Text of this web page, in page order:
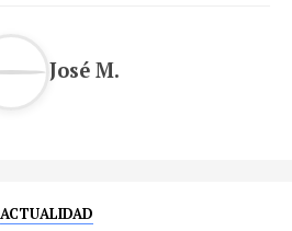
José M.
ACTUALIDAD